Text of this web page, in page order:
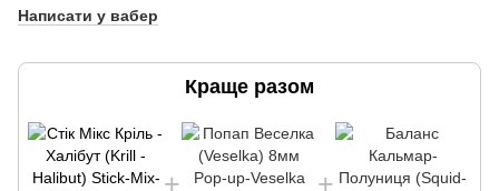
Написати у вабер
Краще разом